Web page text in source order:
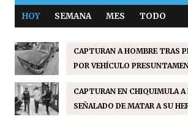
HOY SEMANA MES TODO
CAPTURAN A HOMBRE TRAS
POR VEHÍCULO
CAPTURAN EN CHIQUIMULA A
SEÑALADO DE MATAR A SU